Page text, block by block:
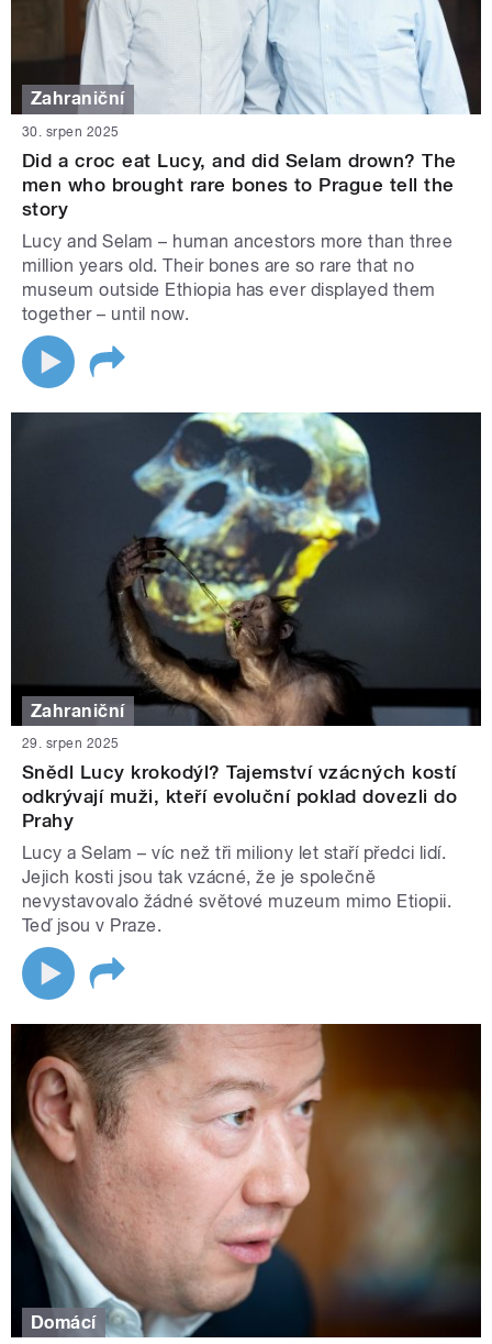
Zahraniční
30. srpen 2025
Did a croc eat Lucy, and did Selam drown? The
men who brought rare bones to Prague tell the
story
Lucy and Selam – human ancestors more than three
million years old. Their bones are so rare that no
museum outside Ethiopia has ever displayed them
together – until now.
Zahraniční
29. srpen 2025
Snědl Lucy krokodýl? Tajemství vzácných kostí
odkrývají muži, kteří evoluční poklad dovezli do
Prahy
Lucy a Selam – víc než tři miliony let staří předci lidí.
Jejich kosti jsou tak vzácné, že je společně
nevystavovalo žádné světové muzeum mimo Etiopii.
Teď jsou v Praze.
Domácí